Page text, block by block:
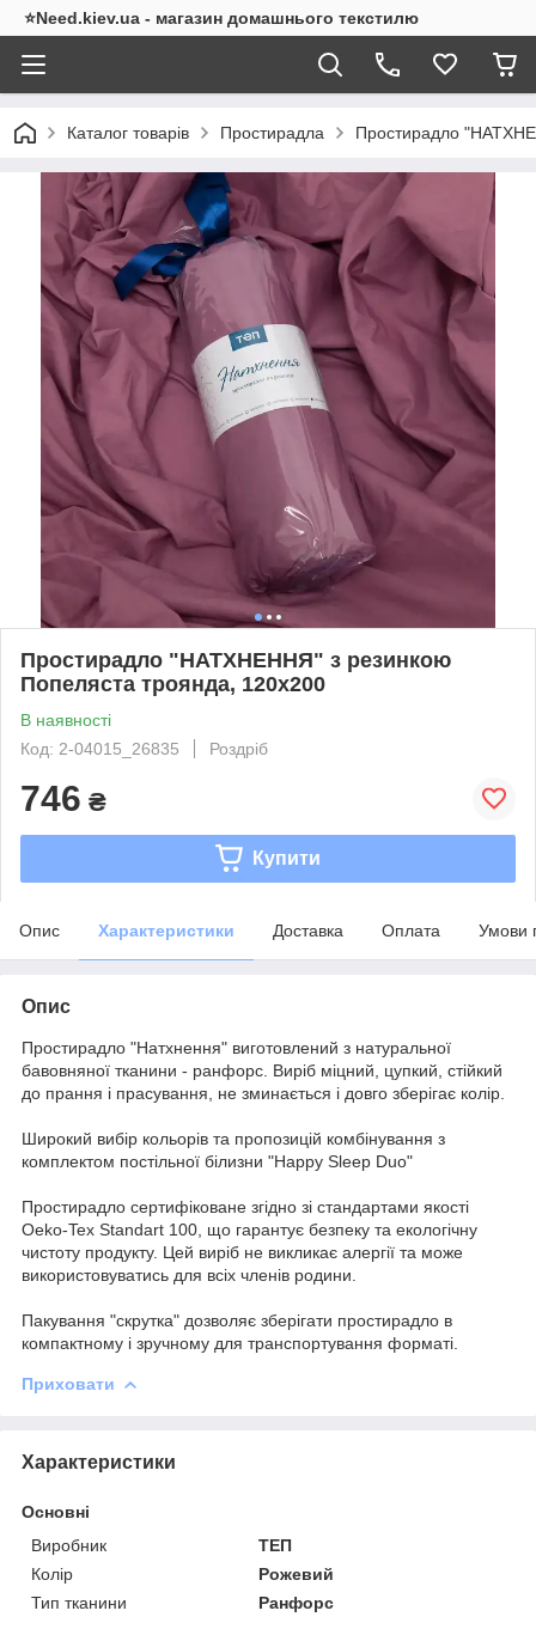
⭐Need.kiev.ua - магазин домашнього текстилю
Каталог товарів Простирадла Простирадло
Простирадло "НАТХНЕННЯ" з резинкою
Попеляста троянда, 120x200
В наявності
Код: 2-04015_26835
Роздріб
746 ₴
Купити
Опис Характеристики Доставка Оплата Умови
Опис
Простирадло "Натхнення" виготовлений з натуральної
бавовняної тканини - ранфорс. Виріб міцний, цупкий, стійкий
до прання і прасування, не зминається і довго зберігає колір.
Широкий вибір кольорів та пропозицій комбінування з
комплектом постільної білизни "Happy Sleep Duo"
Простирадло сертифіковане згідно зі стандартами якості
Oeko-Tex Standart 100, що гарантує безпеку та екологічну
чистоту продукту. Цей виріб не викликає алергії та може
використовуватись для всіх членів родини.
Пакування "скрутка" дозволяє зберігати простирадло в
компактному і зручному для транспортування форматі.
Приховати
Характеристики
Основні
Виробник
ТЕП
Колір
Рожевий
Тип тканини
Ранфорс